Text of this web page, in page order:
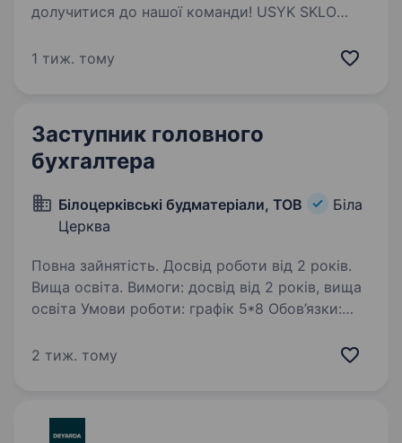
долучитися до нашої команди! USYK SKLO
заснована Олександром Усиком
1 тиж. тому
Заступник головного
бухгалтера
Білоцерківські будматеріали, ТОВ
Біла
Церква
Повна зайнятість. Досвід роботи від 2 років.
Вища освіта. Вимоги: досвід від 2 років, вища
освіта Умови роботи: графік 5*8 Обов’язки:
роботу — відповідно до повноважень, наданих
2 тиж. тому